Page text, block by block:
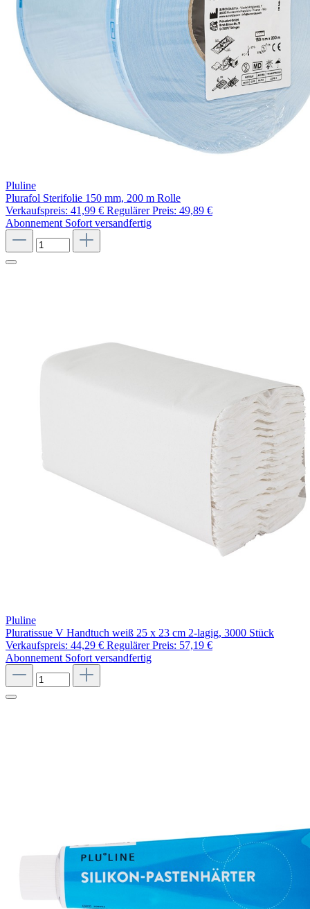
Pluline
Plurafol Sterifolie 150 mm, 200 m Rolle
Verkaufspreis: 41,99 € Regulärer Preis: 49,89 €
Abonnement Sofort versandfertig
Pluline
Pluratissue V Handtuch weiß 25 x 23 cm 2-lagig, 3000 Stück
Verkaufspreis: 44,29 € Regulärer Preis: 57,19 €
Abonnement Sofort versandfertig